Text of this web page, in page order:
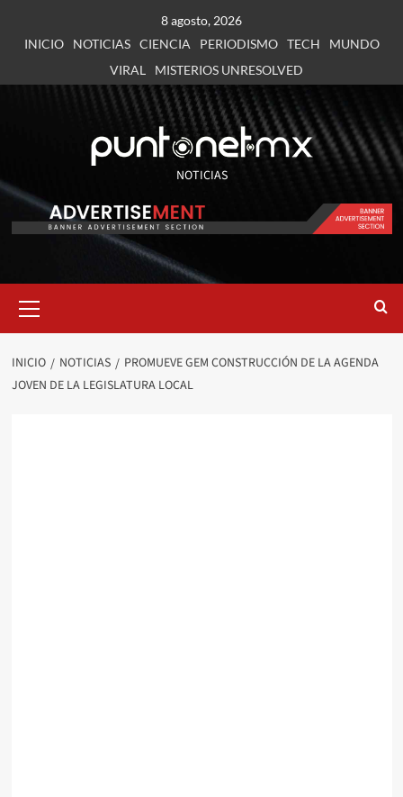
8 agosto, 2026
INICIO
NOTICIAS CIENCIA PERIODISMO TECH
MUNDO
VIRAL
MISTERIOS UNRESOLVED
NOTICIAS
INICIO NOTICIAS
PROMUEVE GEM CONSTRUCCIÓN DE LA AGENDA
JOVEN DE LA LEGISLATURA LOCAL